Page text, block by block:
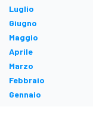
Luglio
Giugno
Maggio
Aprile
Marzo
Febbraio
Gennaio